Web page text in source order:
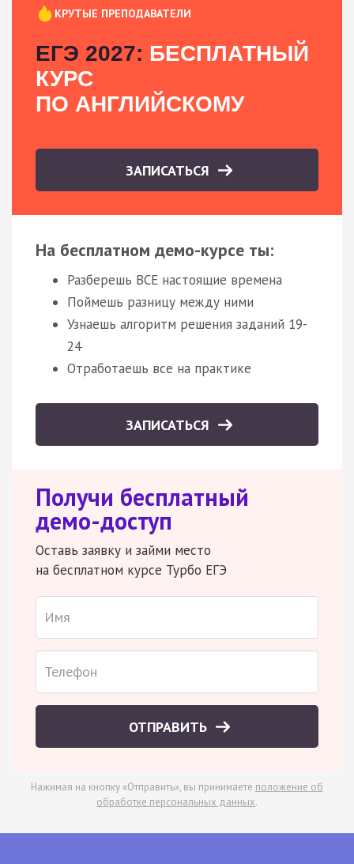
КРУТЫЕ ПРЕПОДАВАТЕЛИ
ЕГЭ 2027: БЕСПЛАТНЫЙ
КУРС
ПО АНГЛИЙСКОМУ
ЗАПИСАТЬСЯ
На бесплатном демо-курсе ты:
Разберешь ВСЕ настоящие времена
Поймешь разницу между ними
Узнаешь алгоритм решения заданий 19-
24
Отработаешь все на практике
ЗАПИСАТЬСЯ
Получи бесплатный
демо-доступ
Оставь заявку и займи место
на бесплатном курсе Турбо ЕГЭ
ОТПРАВИТЬ
Нажимая на кнопку «Отправить», вы принимаете положение об
обработке персональных данных.